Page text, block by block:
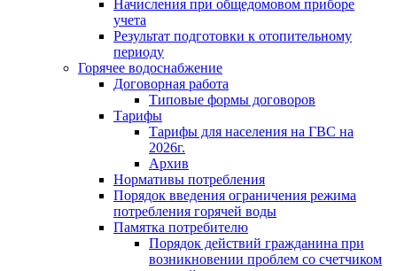
Начисления при общедомовом приборе
учета
Результат подготовки к отопительному
периоду
Горячее водоснабжение
Договорная работа
Типовые формы договоров
Тарифы
Тарифы для населения на ГВС на
2026г.
Архив
Нормативы потребления
Порядок введения ограничения режима
потребления горячей воды
Памятка потребителю
Порядок действий гражданина при
возникновении проблем со счетчиком